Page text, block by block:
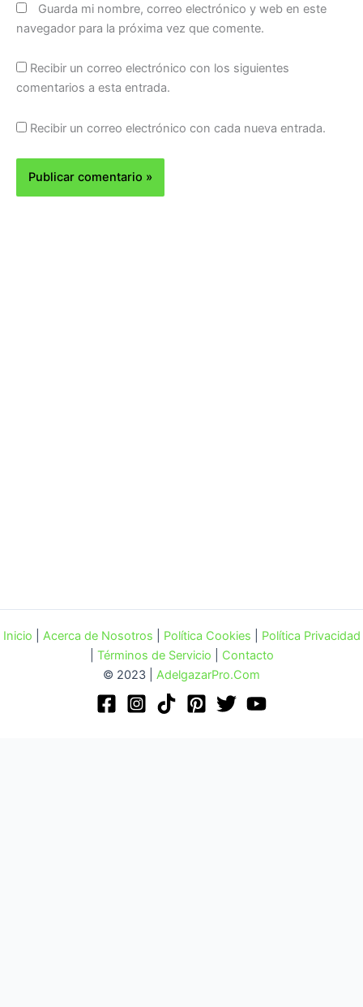
Guarda mi nombre, correo electrónico y web en este
navegador para la próxima vez que comente.
Recibir un correo electrónico con los siguientes
comentarios a esta entrada.
Recibir un correo electrónico con cada nueva entrada.
Inicio Acerca de Nosotros Política Cookies
Política Privacidad
Términos de Servicio
Contacto
© 2023 | AdelgazarPro.Com